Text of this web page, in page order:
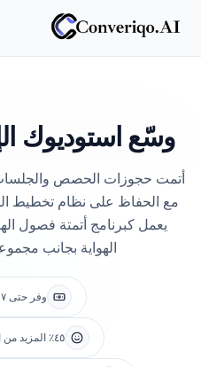
وسّع استوديوك
أتمت حجوزات الحصص والجلسات
مع الحفاظ على نظام تخطيط
يعمل كبرنامج أتمتة فصول
الهواية بجانب
وفر حتى ٧ لاخ روبية سنوياً
٤٥٪ المزيد من الحجوزات التجريبية